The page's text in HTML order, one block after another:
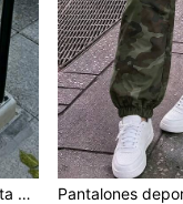
Pantalones largos de cintura alta con cordón elástico y pierna ancha para mujer, diseño de lunares blanco y negro con rayas de contraste lateral, pantalones de chándal casual para uso diario y deportes